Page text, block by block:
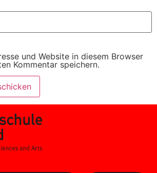
und Website in diesem Browser
Kommentar speichern.